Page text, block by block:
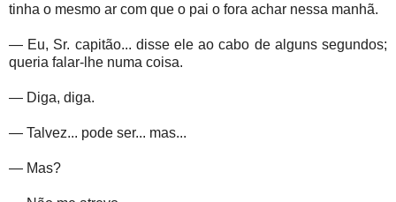
tinha o mesmo ar com que o pai o fora achar nessa manhã.
— Eu, Sr. capitão... disse ele ao cabo de alguns segundos;
queria falar-lhe numa coisa.
— Diga, diga.
— Talvez... pode ser... mas...
— Mas?